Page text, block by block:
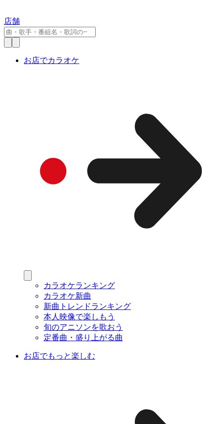
店舗
お店でカラオケ
カラオケランキング
カラオケ新曲
新曲トレンドランキング
本人映像で楽しもう
旬のアニソンを歌おう
定番曲・盛り上がる曲
お店でもっと楽しむ